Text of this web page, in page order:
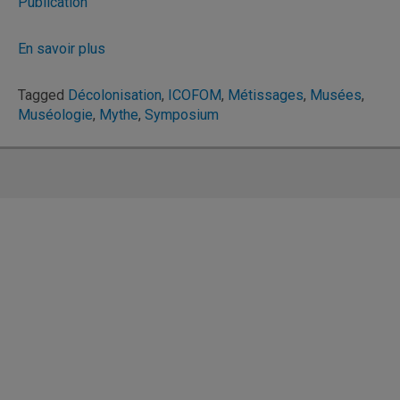
En savoir plus
Tagged Décolonisation, ICOFOM, Métissages, Musées,
Muséologie, Mythe, Symposium